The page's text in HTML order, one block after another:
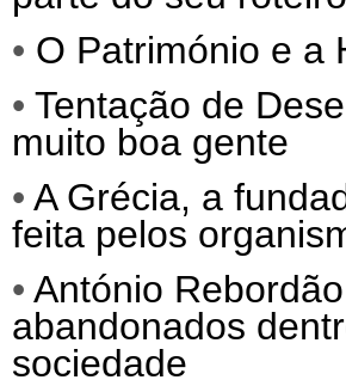
• O Património e a
• Tentação de
muito boa gente
• A Grécia, a
feita pelos
• António
abandonados
sociedade